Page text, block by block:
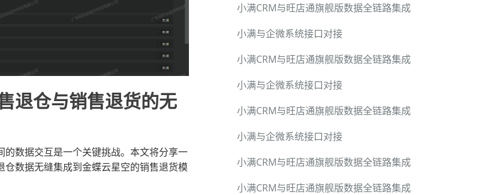
退仓与销售退货的无
数据交互是一个关键挑战。本文将分享一
数据无缝集成到金蝶云星空的销售退货模
小满CRM与旺店通旗舰版数据全链路集成
小满与企微系统接口对接
小满CRM与旺店通旗舰版数据全链路集成
小满与企微系统接口对接
小满CRM与旺店通旗舰版数据全链路集成
小满与企微系统接口对接
小满CRM与旺店通旗舰版数据全链路集成
小满CRM与旺店通旗舰版数据全链路集成